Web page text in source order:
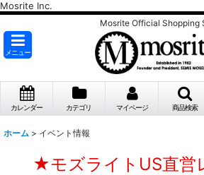
Mosrite Inc.
Mosrite Official Shopping
メニュー
カレンダー カテゴリ マイページ 商品検索
ホーム > イベント情報
★モズライトUS直営